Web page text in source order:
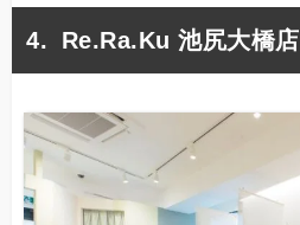
Re.Ra.Ku 池尻大橋店